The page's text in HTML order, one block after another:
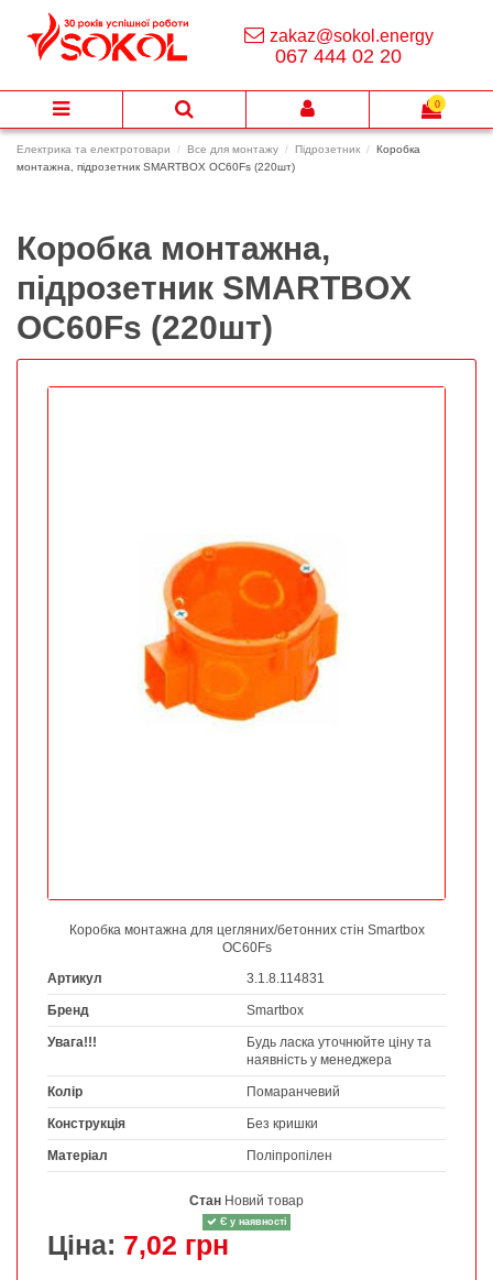
Електрика та електротовари Все для монтажу Підрозетник
Коробка
монтажна, підрозетник SMARTBOX OC60Fs (220шт)
Коробка монтажна,
підрозетник SMARTBOX
OC60Fs (220шт)
Коробка монтажна для цегляних/бетонних стін Smartbox
OC60Fs
Артикул
3.1.8.114831
Бренд Smartbox
Увага!!!
Будь ласка уточнюйте ціну та
наявність у менеджера
Колір Помаранчевий
Конструкція Без кришки
Матеріал Поліпропілен
Стан Новий товар
Є у наявності
Ціна: 7,02 грн
zakaz@sokol.energy
067 444 02 20
0